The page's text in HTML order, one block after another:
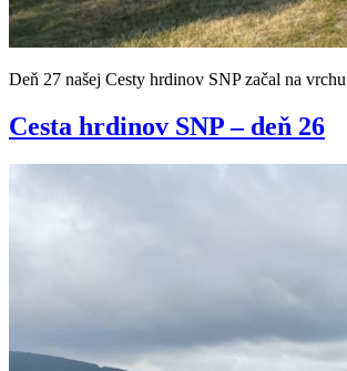
Deň 27 našej Cesty hrdinov SNP začal na
Cesta hrdinov SNP – deň 26